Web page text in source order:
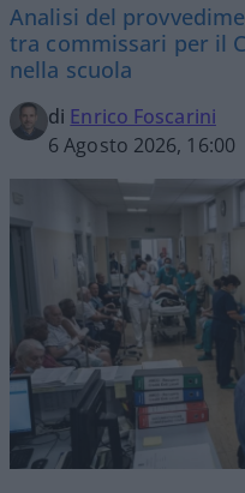
Analisi del
tra commissari per il
nella scuola
di Enrico Foscarini
6 Agosto 2026, 16:00